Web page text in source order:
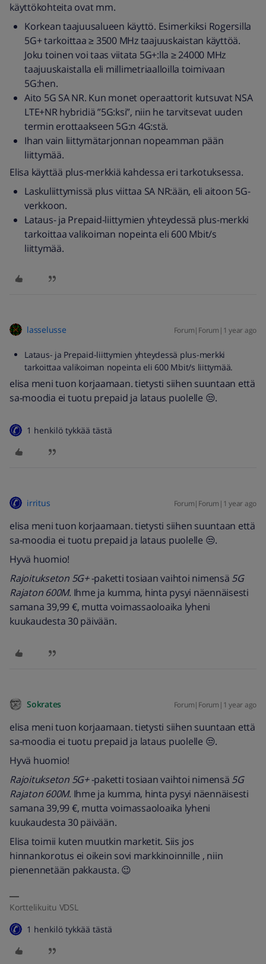
käyttökohteita ovat mm.
Korkean taajuusalueen käyttö. Esimerkiksi Rogersilla
5G+ tarkoittaa ≥ 3500 MHz taajuuskaistan käyttöä.
Joku toinen voi taas viitata 5G+:lla ≥ 24000 MHz
taajuuskaistalla eli millimetriaalloilla toimivaan
5G:hen.
Aito 5G SA NR. Kun monet operaattorit kutsuvat NSA
LTE+NR hybridiä ”5G:ksi”, niin he tarvitsevat uuden
termin erottaakseen 5G:n 4G:stä.
Ihan vain liittymätarjonnan nopeamman pään
liittymää.
Elisa käyttää plus-merkkiä kahdessa eri tarkotuksessa.
Laskuliittymissä plus viittaa SA NR:ään, eli aitoon 5G-
verkkoon.
Lataus- ja Prepaid-liittymien yhteydessä plus-merkki
tarkoittaa valikoiman nopeinta eli 600 Mbit/s
liittymää.
lasselusse Forum|Forum|1 year ago
Lataus- ja Prepaid-liittymien yhteydessä plus-merkki
tarkoittaa valikoiman nopeinta eli 600 Mbit/s liittymää.
elisa meni tuon korjaamaan. tietysti siihen suuntaan että
sa-moodia ei tuotu prepaid ja lataus puolelle 😒.
1 henkilö tykkää tästä
irritus Forum|Forum|1 year ago
elisa meni tuon korjaamaan. tietysti siihen suuntaan että
sa-moodia ei tuotu prepaid ja lataus puolelle 😒.
Hyvä huomio!
Rajoitukseton 5G+-paketti tosiaan vaihtoi nimensä 5G
Rajaton 600M. Ihme ja kumma, hinta pysyi näennäisesti
samana 39,99 €, mutta voimassaoloaika lyheni
kuukaudesta 30 päivään.
Sokrates Forum|Forum|1 year ago
elisa meni tuon korjaamaan. tietysti siihen suuntaan että
sa-moodia ei tuotu prepaid ja lataus puolelle 😒.
Hyvä huomio!
Rajoitukseton 5G+-paketti tosiaan vaihtoi nimensä 5G
Rajaton 600M. Ihme ja kumma, hinta pysyi näennäisesti
samana 39,99 €, mutta voimassaoloaika lyheni
kuukaudesta 30 päivään.
Elisa toimii kuten muutkin marketit. Siis jos
hinnankorotus ei oikein sovi markkinoinnille , niin
pienennetään pakkausta. 😉
Korttelikuitu VDSL
1 henkilö tykkää tästä